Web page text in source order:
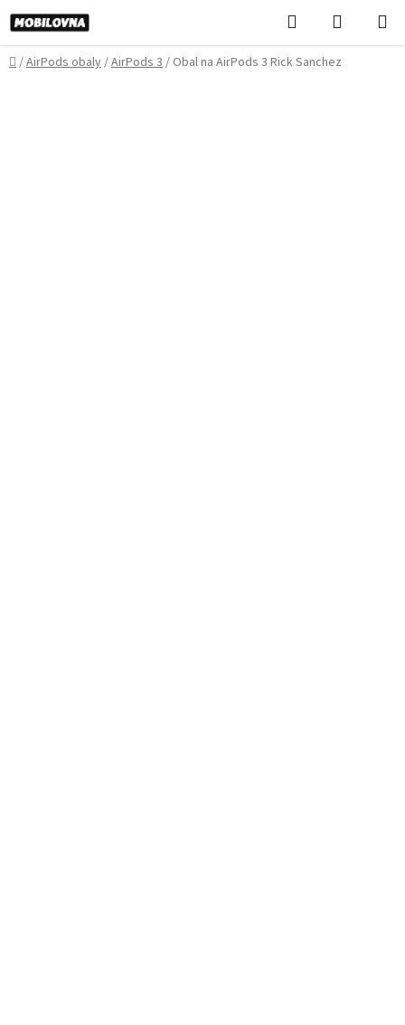
Prejsť
na
obsah
Hľadať
KOŠÍK
Domov
/AirPods obaly/AirPods 3/ Obal na AirPods 3 Rick Sanchez